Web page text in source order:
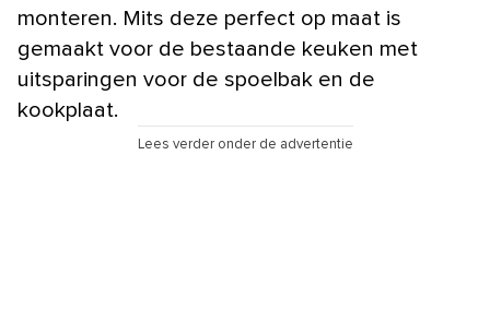
monteren. Mits deze perfect op maat is
gemaakt voor de bestaande keuken met
uitsparingen voor de spoelbak en de
kookplaat.
Lees verder onder de advertentie